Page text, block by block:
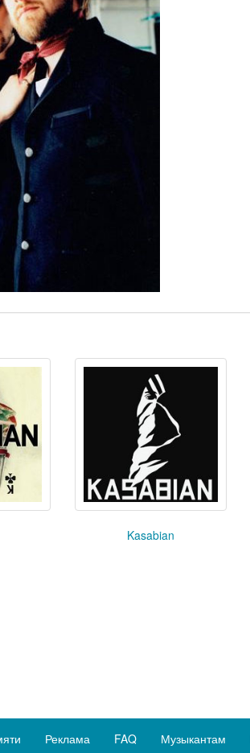
Kasabian
Реклама FAQ Музыкантам